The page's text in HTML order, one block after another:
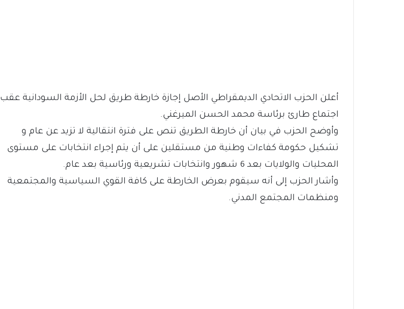
أعلن الحزب الاتحادي الديمقراطي الأصل إجازة خارطة طريق لحل الأزمة السودانية عقب
اجتماع طارئ برئاسة محمد الحسن الميرغني.
وأوضح الحزب في بيان أن خارطة الطريق تنص على فترة انتقالية لا تزيد عن عام و
تشكيل حكومة كفاءات وطنية من مستقلين على أن يتم إجراء انتخابات على مستوى
المحليات والولايات بعد 6 شهور وانتخابات تشريعية ورئاسية بعد عام.
وأشار الحزب إلى أنه سيقوم بعرض الخارطة على كافة القوي السياسية والمجتمعية
ومنظمات المجتمع المدني.